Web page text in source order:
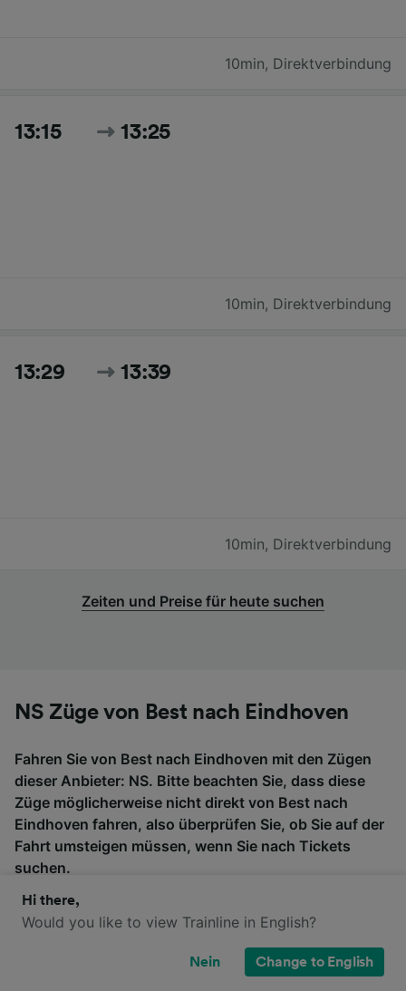
10min, Direktverbindung
13:15 13:25
10min, Direktverbindung
13:29 13:39
10min, Direktverbindung
Zeiten und Preise für heute suchen
NS Züge von Best nach Eindhoven
Fahren Sie von Best nach Eindhoven mit den Zügen
dieser Anbieter: NS. Bitte beachten Sie, dass diese
Züge möglicherweise nicht direkt von Best nach
Eindhoven fahren, also überprüfen Sie, ob Sie auf der
Fahrt umsteigen müssen, wenn Sie nach Tickets
suchen.
Hi there,
Would you like to view Trainline in English?
Nein Change to English